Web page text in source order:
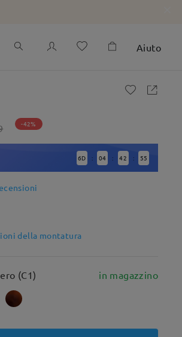
Aiuto
-42%
6D : 04 : 42 : 54
della montatura
(C1) in magazzino